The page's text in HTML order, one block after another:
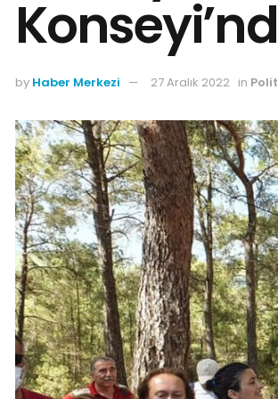
by Haber Merkezi 27 Aralık 2022 in